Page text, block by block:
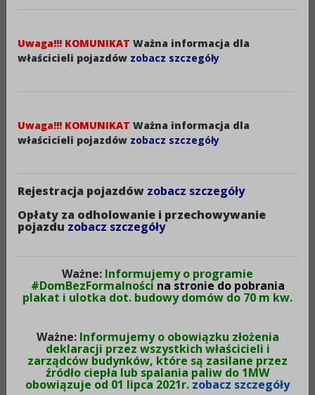
Radny Powiatu Aleksandrowskiego
Data utworzenia:
29-02-2024
WŁOCH MACIEJ.pdf (1,35MB)
Metryczka
Obowiązuje: od 31-07-2024
Wytworzono: 29-02-2024
Uwaga!!! KOMUNIKAT Ważna informacja dla
właścicieli pojazdów zobacz szczegóły
Uwaga!!! KOMUNIKAT Ważna informacja dla
właścicieli pojazdów zobacz szczegóły
Rejestracja pojazdów zobacz szczegóły
Opłaty za odholowanie i przechowywanie
pojazdu zobacz szczegóły
Ważne: Informujemy o programie
#DomBezFormalności na stronie do pobrania
plakat i ulotka dot. budowy domów do 70 m kw.
Ważne: Informujemy o obowiązku złożenia
deklaracji przez wszystkich właścicieli i
zarządców budynków, które są zasilane przez
źródło ciepła lub spalania paliw do 1MW
obowiązuje od 01 lipca 2021r.zobacz szczegóły